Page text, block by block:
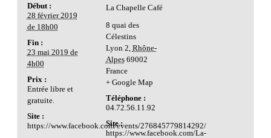
Début :
28 février 2019
de 18h00
Fin :
23 mai 2019 de
4h00
Prix :
Entrée libre et
gratuite.
Site :
https://www.facebook.com/events/276845779814292/
La Chapelle Café
8 quai des
Célestins
Lyon 2 Rhône-
Alpes 69002
France
+ Google Map
Téléphone :
04.72.56.11.92
Site :
https://www.facebook.com/La-